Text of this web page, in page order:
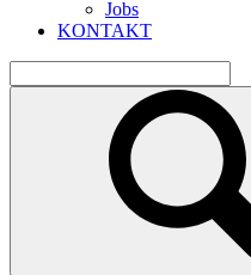
Jobs
KONTAKT